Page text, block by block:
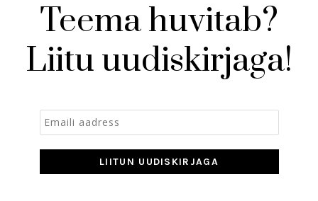
Teema huvitab?
Liitu uudiskirjaga!